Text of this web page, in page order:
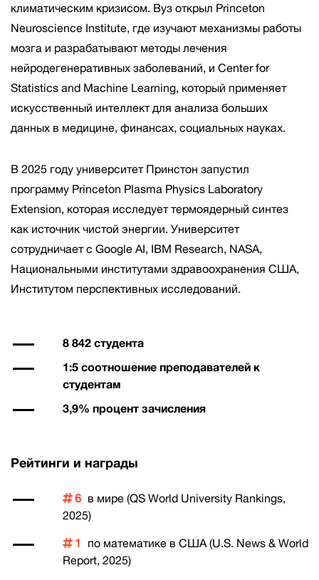
климатическим кризисом. Вуз открыл Princeton
Neuroscience Institute, где изучают механизмы работы
мозга и разрабатывают методы лечения
нейродегенеративных заболеваний, и Center for
Statistics and Machine Learning, который применяет
искусственный интеллект для анализа больших
данных в медицине, финансах, социальных науках.
В 2025 году университет Принстон запустил
программу Princeton Plasma Physics Laboratory
Extension, которая исследует термоядерный синтез
как источник чистой энергии. Университет
сотрудничает с Google AI, IBM Research, NASA,
Национальными институтами здравоохранения США,
Институтом перспективных исследований.
8 842 студента
1:5 соотношение преподавателей к
студентам
3,9% процент зачисления
Рейтинги и награды
6 в мире (QS World University Rankings,
2025)
1 по математике в США (U.S. News & World
Report, 2025)